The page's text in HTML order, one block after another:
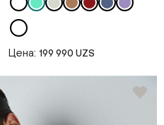
Цена: 199 990 UZS